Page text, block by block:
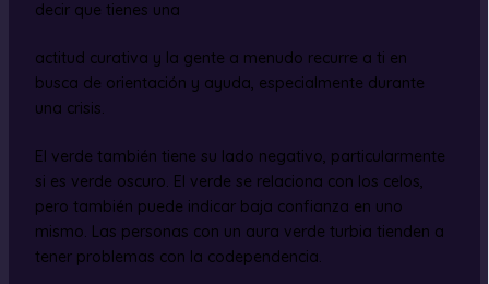
decir que tienes una
actitud curativa y la gente a menudo recurre a ti en
busca de orientación y ayuda, especialmente durante
una crisis.
El verde también tiene su lado negativo, particularmente
si es verde oscuro. El verde se relaciona con los celos,
pero también puede indicar baja confianza en uno
mismo. Las personas con un aura verde turbia tienden a
tener problemas con la codependencia.